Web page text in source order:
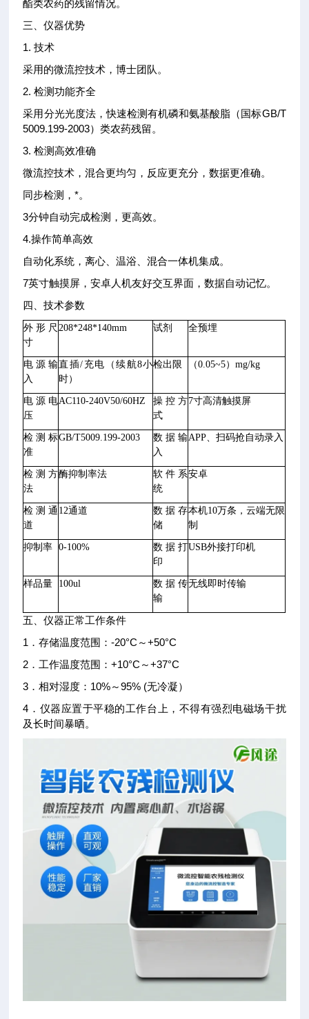
酯类农药的残留情况。
三、仪器优势
1. 技术
采用的微流控技术，博士团队。
2. 检测功能齐全
采用分光光度法，快速检测有机磷和氨基酸脂（国标GB/T
5009.199-2003）类农药残留。
3. 检测高效准确
微流控技术，混合更均匀，反应更充分，数据更准确。
同步检测，*。
3分钟自动完成检测，更高效。
4.操作简单高效
自动化系统，离心、温浴、混合一体机集成。
7英寸触摸屏，安卓人机友好交互界面，数据自动记忆。
四、技术参数
外形尺
寸
208*248*140mm 试剂 全预埋
电源输
入
直插/充电（续航8小
时）
检出限 （0.05~5）mg/kg
电源电
压
AC110-240V50/60HZ
操控方
式
7寸高清触摸屏
检测标
准
GB/T5009.199-2003
数据输
入
APP、扫码抢自动录入
检测方
法
酶抑制率法
软件系
统
安卓
检测通
道
12通道
数据存
储
本机10万条，云端无限
制
抑制率 0-100%
数据打
印
USB外接打印机
样品量 100ul
数据传
输
无线即时传输
五、仪器正常工作条件
1．存储温度范围：-20°C～+50°C
2．工作温度范围：+10°C～+37°C
3．相对湿度：10%～95% (无冷凝）
4．仪器应置于平稳的工作台上，不得有强烈电磁场干扰
及长时间暴晒。